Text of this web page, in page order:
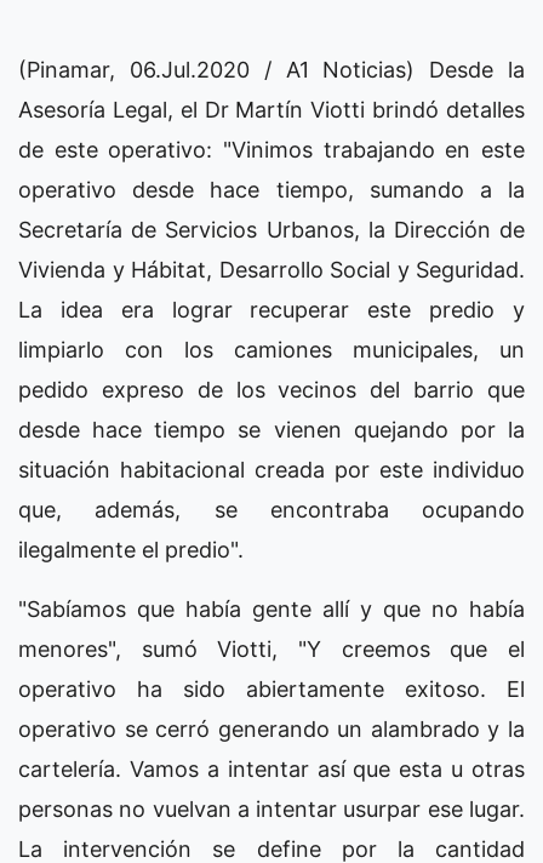
(Pinamar, 06.Jul.2020 / A1 Noticias) Desde la
Asesoría Legal, el Dr Martín Viotti brindó detalles
de este operativo: "Vinimos trabajando en este
operativo desde hace tiempo, sumando a la
Secretaría de Servicios Urbanos, la Dirección de
Vivienda y Hábitat, Desarrollo Social y Seguridad.
La idea era lograr recuperar este predio y
limpiarlo con los camiones municipales, un
pedido expreso de los vecinos del barrio que
desde hace tiempo se vienen quejando por la
situación habitacional creada por este individuo
que, además, se encontraba ocupando
ilegalmente el predio".
"Sabíamos que había gente allí y que no había
menores", sumó Viotti, "Y creemos que el
operativo ha sido abiertamente exitoso. El
operativo se cerró generando un alambrado y la
cartelería. Vamos a intentar así que esta u otras
personas no vuelvan a intentar usurpar ese lugar.
La intervención se define por la cantidad